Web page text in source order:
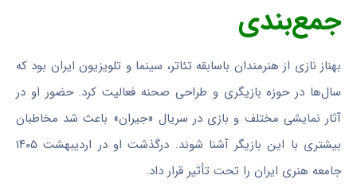
جمع‌بندی
بهناز نازی از هنرمندان باسابقه تئاتر، سینما و تلویزیون ایران بود که
سال‌ها در حوزه بازیگری و طراحی صحنه فعالیت کرد. حضور او در
آثار نمایشی مختلف و بازی در سریال «جیران» باعث شد مخاطبان
بیشتری با این بازیگر آشنا شوند. درگذشت او در اردیبهشت ۱۴۰۵
جامعه هنری ایران را تحت تأثیر قرار داد.